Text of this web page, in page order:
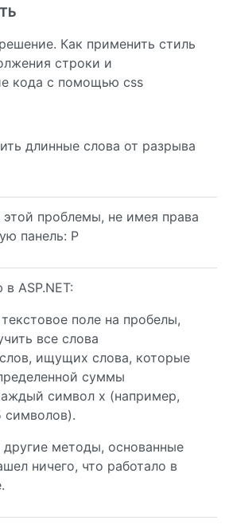
Как применить стиль
строки и
кода с помощью css
длинные слова от разрыва
проблемы, не имея права
панель: P
ASP.NET:
поле на пробелы,
все слова
ищущих слова, которые
суммы
символ x (например,
методы, основанные
ничего, что работало в